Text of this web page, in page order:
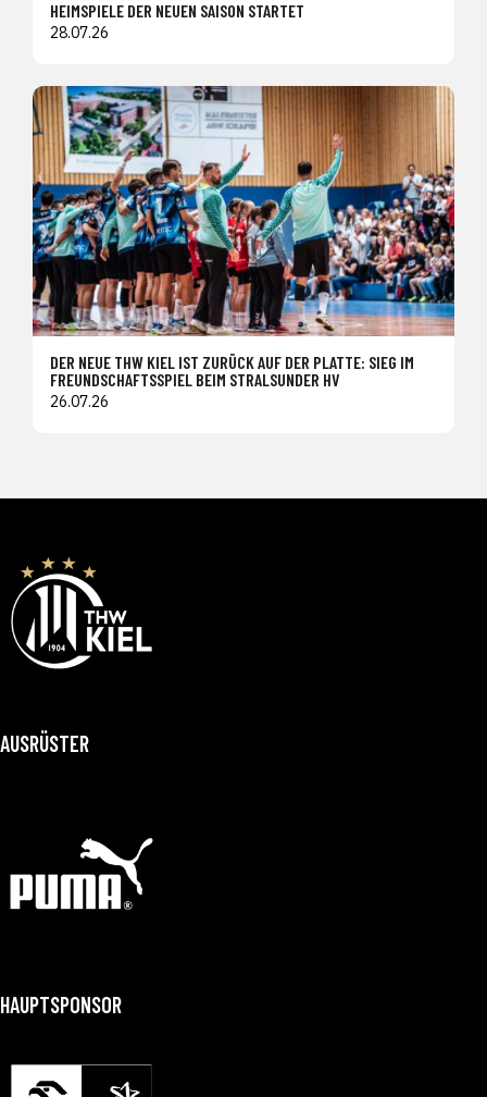
HEIMSPIELE DER NEUEN SAISON STARTET
28.07.26
DER NEUE THW KIEL IST ZURÜCK AUF DER PLATTE: SIEG IM
FREUNDSCHAFTSSPIEL BEIM STRALSUNDER HV
26.07.26
AUSRÜSTER
HAUPTSPONSOR